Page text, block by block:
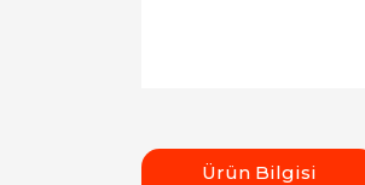
Ürün Bilgisi